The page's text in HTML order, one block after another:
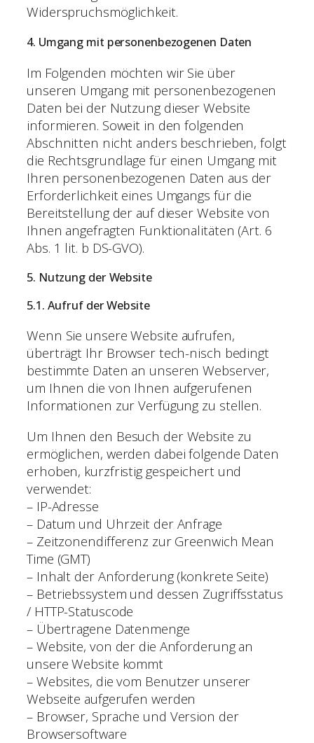
Widerspruchsmöglichkeit.
4. Umgang mit personenbezogenen Daten
Im Folgenden möchten wir Sie über
unseren Umgang mit personenbezogenen
Daten bei der Nutzung dieser Website
informieren. Soweit in den folgenden
Abschnitten nicht anders beschrieben, folgt
die Rechtsgrundlage für einen Umgang mit
Ihren personenbezogenen Daten aus der
Erforderlichkeit eines Umgangs für die
Bereitstellung der auf dieser Website von
Ihnen angefragten Funktionalitäten (Art. 6
Abs. 1 lit. b DS-GVO).
5. Nutzung der Website
5.1. Aufruf der Website
Wenn Sie unsere Website aufrufen,
überträgt Ihr Browser tech-nisch bedingt
bestimmte Daten an unseren Webserver,
um Ihnen die von Ihnen aufgerufenen
Informationen zur Verfügung zu stellen.
Um Ihnen den Besuch der Website zu
ermöglichen, werden dabei folgende Daten
erhoben, kurzfristig gespeichert und
verwendet:
– IP-Adresse
– Datum und Uhrzeit der Anfrage
– Zeitzonendifferenz zur Greenwich Mean
Time (GMT)
– Inhalt der Anforderung (konkrete Seite)
– Betriebssystem und dessen Zugriffsstatus
/ HTTP-Statuscode
– Übertragene Datenmenge
– Website, von der die Anforderung an
unsere Website kommt
– Websites, die vom Benutzer unserer
Webseite aufgerufen werden
– Browser, Sprache und Version der
Browsersoftware